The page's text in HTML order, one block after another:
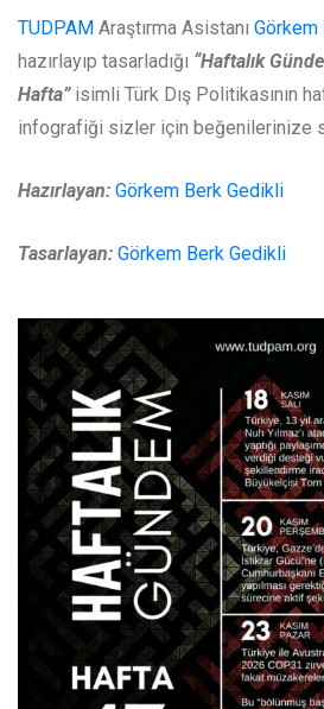
TUDPAM Araştırma Asistanı Görkem
hazırlayıp tasarladığı “Haftalık
Hafta” isimli Türk Dış Politikasının
infografiği sizler için beğenilerinize
Hazırlayan: Görkem Berk Gedikli
Tasarlayan: Görkem Berk Gedikli